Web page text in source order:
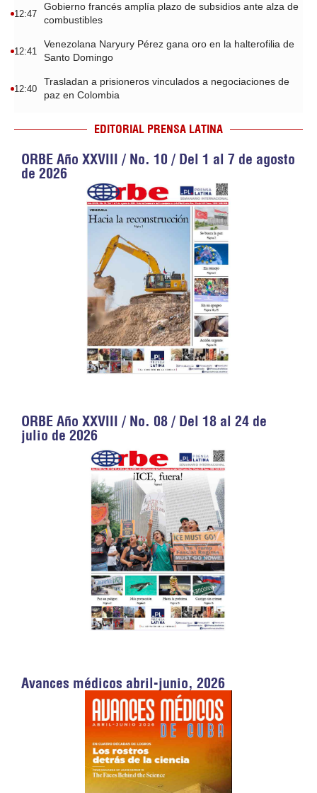
12:47
Gobierno francés amplía plazo de subsidios ante alza de
combustibles
12:41
Venezolana Naryury Pérez gana oro en la halterofilia de
Santo Domingo
12:40
Trasladan a prisioneros vinculados a negociaciones de
paz en Colombia
EDITORIAL PRENSA LATINA
ORBE Año XXVIII / No. 10 / Del 1 al 7 de agosto
de 2026
ORBE Año XXVIII / No. 08 / Del 18 al 24 de
julio de 2026
Avances médicos abril-junio, 2026